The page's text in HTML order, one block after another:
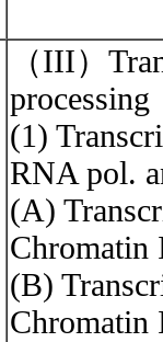
（III）
processing
(1)
RNA pol.
(A)
Chromatin
(B)
Chromatin